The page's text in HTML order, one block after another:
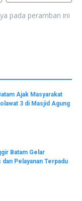
pada peramban ini
Ajak Masyarakat
3 di Masjid Agung
Batam Gelar
Pelayanan Terpadu